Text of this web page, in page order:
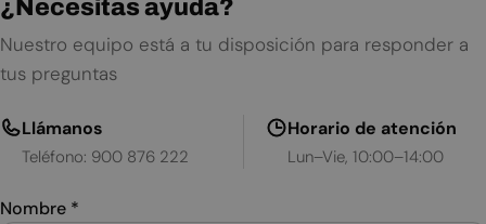
¿Necesitas ayuda?
Nuestro equipo está a tu disposición para responder a
tus preguntas
Llámanos
Teléfono: 900 876 222
Horario de atención
Lun–Vie, 10:00–14:00
Nombre *